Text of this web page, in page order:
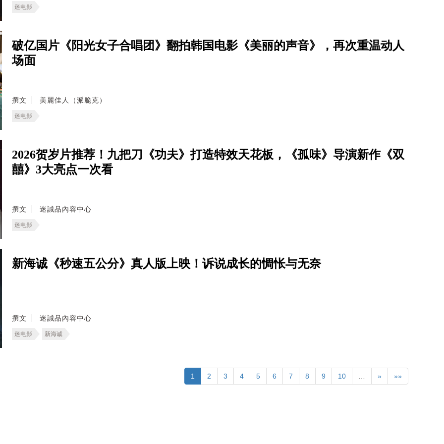
迷电影
破亿国片《阳光女子合唱团》翻拍韩国电影《美丽的声音》，再次重温动人
场面
撰文 美麗佳人（派脆克）
迷电影
2026贺岁片推荐！九把刀《功夫》打造特效天花板，《孤味》导演新作《双
囍》3大亮点一次看
撰文 迷誠品內容中心
迷电影
新海诚《秒速五公分》真人版上映！诉说成长的惆怅与无奈
撰文 迷誠品內容中心
迷电影 新海诚
1 2 3 4 5 6 7 8 9 10 … » »»